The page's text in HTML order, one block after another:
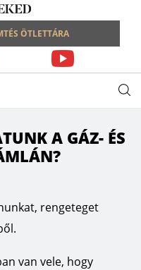
ÖTLETTÁRA
A GÁZ- ÉS
rengeteget
van vele, hogy